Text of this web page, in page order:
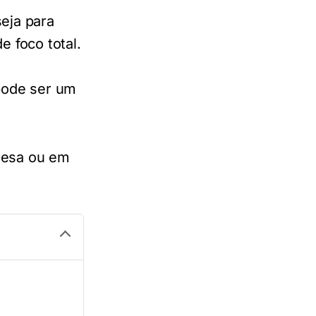
para
foco total.
ser um
ou em